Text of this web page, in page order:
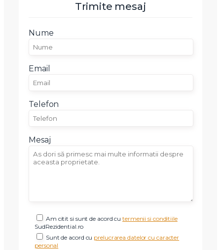
Trimite mesaj
Nume
Email
Telefon
Mesaj
Am citit si sunt de acord cutermenii si conditiile
SudRezidential.ro
Sunt de acord cu prelucrarea datelor cu caracter
personal